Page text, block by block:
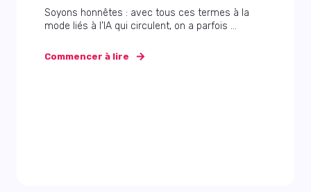
Soyons honnêtes : avec tous ces termes à la
mode liés à l’IA qui circulent, on a parfois ...
Commencer à lire